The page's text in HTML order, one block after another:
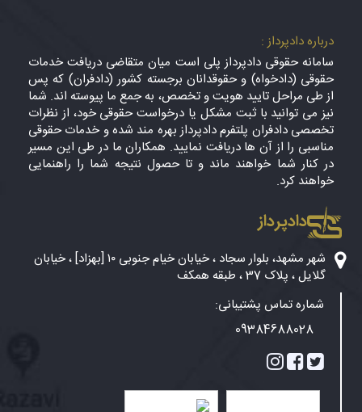
درباره دادپرداز :
سامانه حقوقی دادپرداز پلی است میان متقاضی دریافت خدمات
حقوقی (دادخواه) و حقوقدانان برجسته کشور (دادفران) که پس
از طی مراحل تایید هویت و تخصص، به جمع ما پیوسته اند. شما
نیز می توانید با ثبت مشکل یا درخواست حقوقی خود، از نظرات
تخصصی دادفران پلتفرم دادپرداز بهره مند شده و خدمات حقوقی
مناسبی را از آن ها دریافت نمایید. همکاران ما در طی این مسیر
در کنار شما خواهند ماند و تا حصول نتیجه شما را راهنمایی
خواهند کرد.
دادپرداز
شهر مشهد، بلوار سجاد ، خیابان خیام جنوبی ۱۰ [بهزاد] ، خیابان
گلایل ، پلاک 37 ، طبقه همکف
شماره تماس پشتیبانی:
09384688028